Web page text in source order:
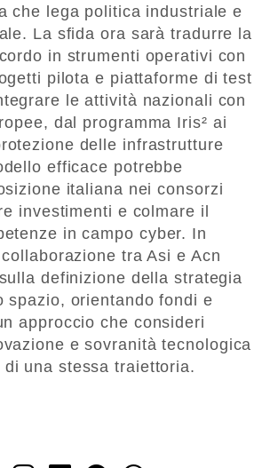
che lega politica industriale e
La sfida ora sarà tradurre la
in strumenti operativi con
pilota e piattaforme di test
le attività nazionali con
dal programma Iris² ai
delle infrastrutture
efficace potrebbe
italiana nei consorzi
investimenti e colmare il
in campo cyber. In
tra Asi e Acn
definizione della strategia
spazio, orientando fondi e
approccio che consideri
e sovranità tecnologica
una stessa traiettoria.